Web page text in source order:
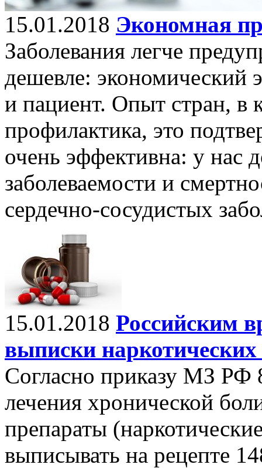
15.01.2018 Экономная
Заболевания легче
дешевле: экономический
и пациент. Опыт стран, в
профилактика, это
очень эффективна: у нас
заболеваемости и
сердечно-сосудистых
15.01.2018 Российским
выписки
Согласно приказу МЗ РФ
лечения хронической
препараты
выписывать на рецепте